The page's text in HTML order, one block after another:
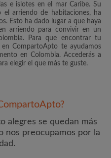
e islotes en el mar Caribe. Su
el arriendo de habitaciones, ha
Esto ha dado lugar a que haya
arriendo para convivir en un
Para que encontrar tu
CompartoApto te ayudamos
en Colombia. Accederás a
elegir el que más te guste.
alegres se quedan más
nos preocupamos por la